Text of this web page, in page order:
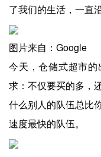
了我们的生活，一直
图片来自：Google
今天，仓储式超市
求：不仅要买的多，
什么别人的队伍总比
速度最快的队伍。